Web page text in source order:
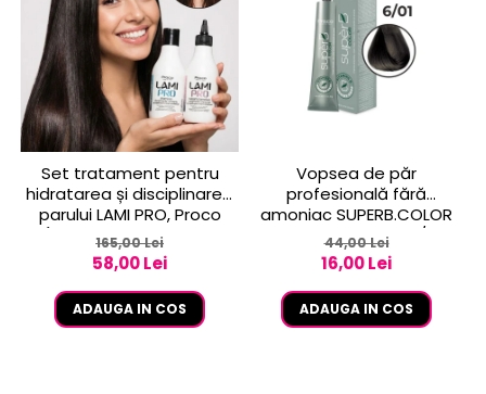
Set tratament pentru
hidratarea și disciplinarea
parului LAMI PRO, Proco
(șampon + balsam 2x
250ml)
165,00 Lei
58,00 Lei
ADAUGA IN COS
Vopsea de păr
profesională fără
amoniac SUPERB.COLOR
100 ml - Pro.Co - 6/01
BLOND INCHIS CENUSIU
44,00 Lei
16,00 Lei
ADAUGA IN COS